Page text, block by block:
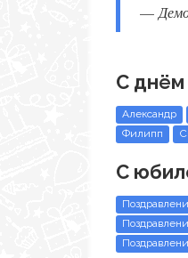
С
Александр
Филипп
С